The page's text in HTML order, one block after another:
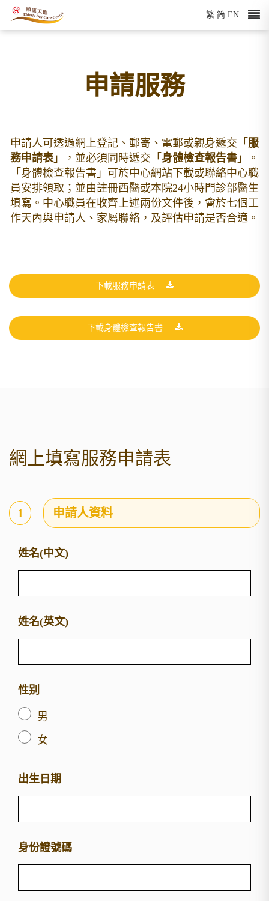
繁 简 EN
申請服務
申請人可透過網上登記、郵寄、電郵或親身遞交「 服
務申請表」，並必須同時遞交「 身體檢查報告書 」。
「身體檢查報告書」可於中心網站下載或聯絡中心職
員安排領取；並由註冊西醫或本院24小時門診部醫生
填寫。中心職員在收齊上述兩份文件後，會於七個工
作天內與申請人、家屬聯絡，及評估申請是否合適。
下載服務申請表
下載身體檢查報告書
網上填寫服務申請表
1 申請人資料
姓名(中文)
姓名(英文)
性别
男
女
出生日期
身份證號碼